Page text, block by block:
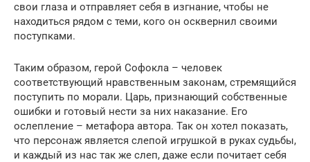
свои глаза и отправляет себя в изгнание, чтобы не
находиться рядом с теми, кого он осквернил своими
поступками.
Таким образом, герой Софокла – человек
соответствующий нравственным законам, стремящийся
поступить по морали. Царь, признающий собственные
ошибки и готовый нести за них наказание. Его
ослепление – метафора автора. Так он хотел показать,
что персонаж является слепой игрушкой в руках судьбы,
и каждый из нас так же слеп, даже если почитает себя